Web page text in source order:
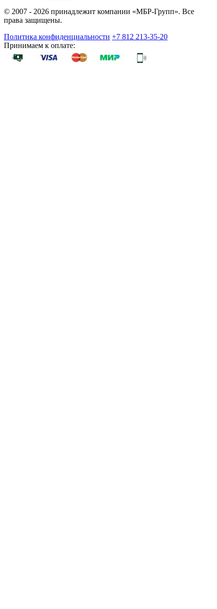
© 2007 - 2026 принадлежит компании «МБР-Групп». Все
права защищены.
Политика конфиденциальности +7 812 213-35-20
Принимаем к оплате: